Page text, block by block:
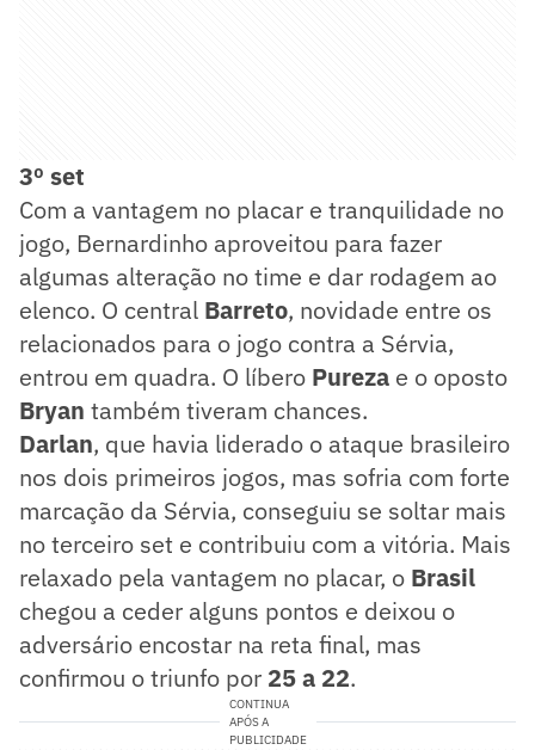
3º set
Com a vantagem no placar e tranquilidade no
jogo, Bernardinho aproveitou para fazer
algumas alteração no time e dar rodagem ao
elenco. O central Barreto, novidade entre os
relacionados para o jogo contra a Sérvia,
entrou em quadra. O líbero Pureza e o oposto
Bryan também tiveram chances.
Darlan, que havia liderado o ataque brasileiro
nos dois primeiros jogos, mas sofria com forte
marcação da Sérvia, conseguiu se soltar mais
no terceiro set e contribuiu com a vitória. Mais
relaxado pela vantagem no placar, o Brasil
chegou a ceder alguns pontos e deixou o
adversário encostar na reta final, mas
confirmou o triunfo por 25 a 22.
CONTINUA
APÓS A
PUBLICIDADE